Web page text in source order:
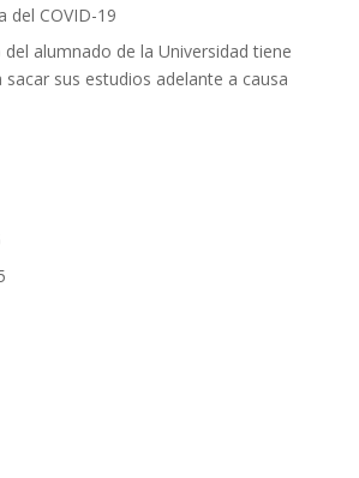
del COVID-19
del alumnado de la Universidad tiene
sacar sus estudios adelante a causa